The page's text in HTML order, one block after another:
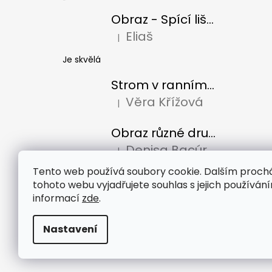
Tento web používá soubory cookie. Dalším
tohoto webu vyjadřujete souhlas s jejich
informací zde.
Nastavení
Obraz - Spící liška
Hodnocení produktu je 5 z 5 hvězdiček.
| Eliaš
Je skvělá
Strom v ranním slunci
Hodnocení produktu je 5 z 5 hvězdiček.
| Věra Křížová
Obraz různé druhy káv
| Denisa Bacúrová
Copyright 2026